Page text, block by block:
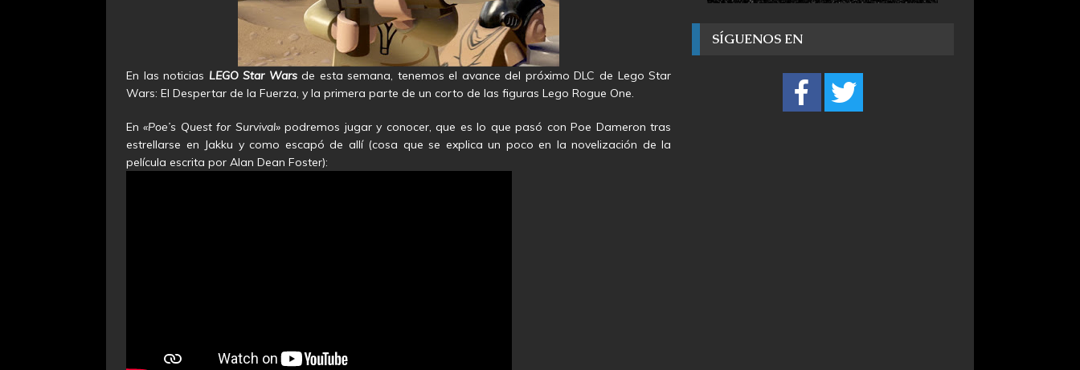
En las noticias LEGO Star Warsde esta semana, tenemos el avance del próximo DLC de Lego Star
Wars: El Despertar de la Fuerza, y la primera parte de un corto de las figuras Lego Rogue One.
En«Poe’s Quest for Survival»podremos jugar y conocer, que es lo que pasó con Poe Dameron tras
estrellarse en Jakku y como escapó de allí (cosa que se explica un poco en la novelización de la
película escrita por Alan Dean Foster):
SÍGUENOS EN